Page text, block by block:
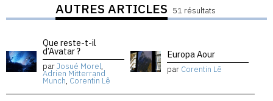
AUTRES ARTICLES 51 résultats
Que reste-t-il
d’Avatar ?
parJosué Morel,
Adrien Mitterrand
Munch, Corentin Lê
Europa Aour
par Corentin Lê